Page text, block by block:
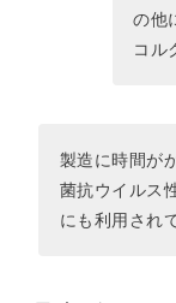
の他
コル
製造に時間が
菌抗ウイルス
にも利用され